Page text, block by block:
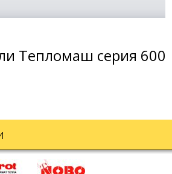
Тепломаш серия 600